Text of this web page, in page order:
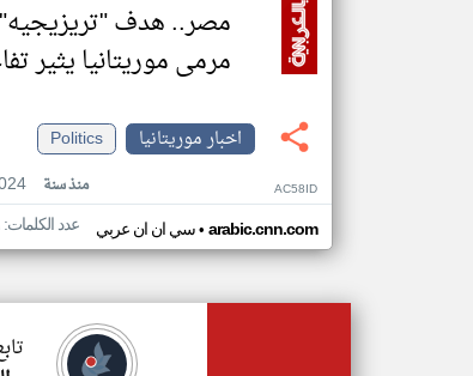
مصر.. هدف
مرمى موريتانيا يثير
اخبار موريتانيا
Politics
منذ سنة AC58ID
سي ان ان عربي• arabic.cnn.com عدد الكلمات: ١٠٩ ميديا: ٥